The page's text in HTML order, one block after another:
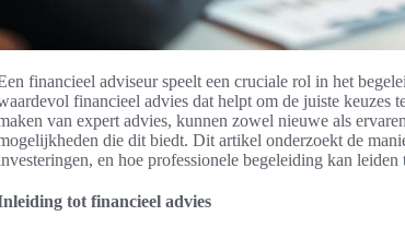
financieel adviseur speelt een cruciale rol in het
financieel advies dat helpt om de juiste
van expert advies, kunnen zowel nieuwe als
die dit biedt. Dit artikel onderzoekt de
en hoe professionele begeleiding kan
tot financieel advies